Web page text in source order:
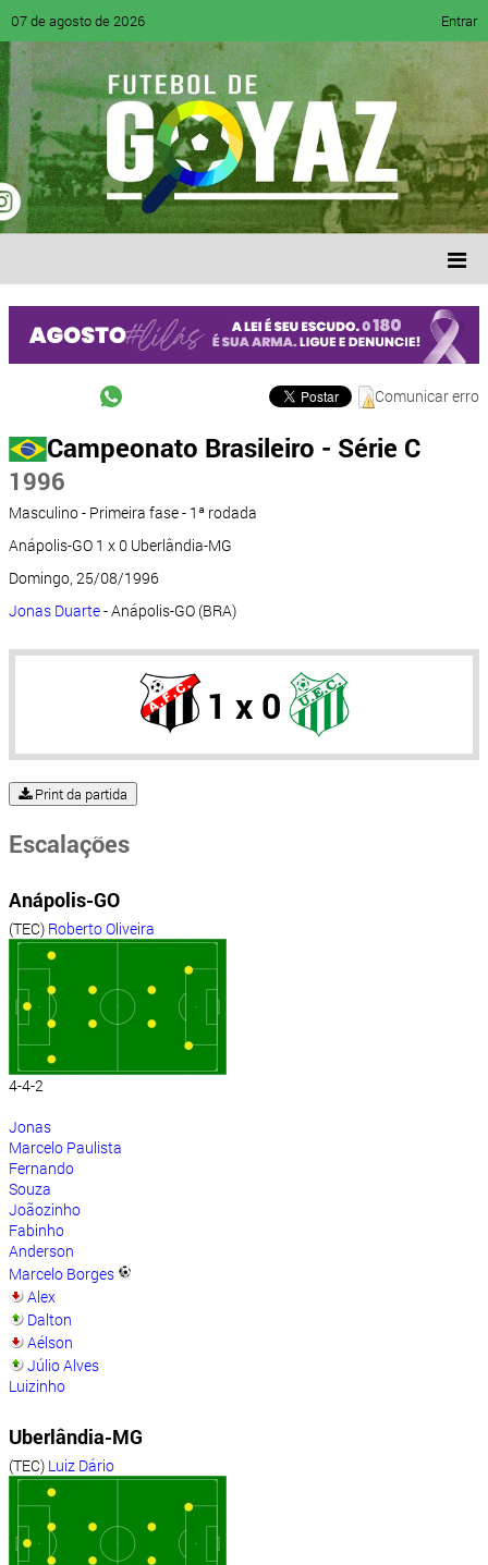
07 de agosto de 2026 Entrar
Comunicar erro
Campeonato Brasileiro - Série C
1996
Masculino - Primeira fase - 1ª rodada
Anápolis-GO 1 x 0 Uberlândia-MG
Domingo, 25/08/1996
Jonas Duarte- Anápolis-GO (BRA)
1 x 0
Print da partida
Escalações
Anápolis-GO
(TEC) Roberto Oliveira
4-4-2
Jonas
Marcelo Paulista
Fernando
Souza
Joãozinho
Fabinho
Anderson
Marcelo Borges
Alex
Dalton
Aélson
Júlio Alves
Luizinho
Uberlândia-MG
(TEC) Luiz Dário